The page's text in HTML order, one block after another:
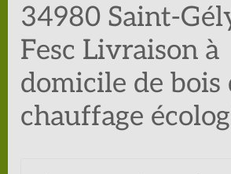
34980 Saint-
Fesc Livraison à
domicile de bois
chauffage